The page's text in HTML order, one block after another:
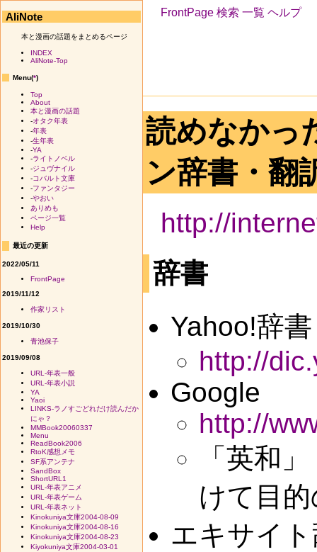
FrontPage 検索 一覧 ヘルプ
読めなか
ン辞書・翻
http://
辞書
Yahoo!辞書
http://
Google
http://
「英和
けて目
エキサイ
AliNote
本と漫画の話題をまとめるページ
INDEX
AliNote-Top
Menu(*)
Top
About
本と漫画の話題
-オタク年表
-年表
-生年表
-YA
-ライトノベル
-ジュヴナイル
-コバルト文庫
-ファンタジー
-やおい
ありめも
ページ一覧
Help
最近の更新
2022/05/11
FrontPage
2019/11/12
作家リスト
2019/10/30
青池保子
2019/09/08
URL-年表一般
URL-年表小説
YA
Yaoi
LINKS-ラノすごどれだけ読んだか
にゃ？
MMBook20060337
Menu
ReadBook2006
RtoK感想メモ
SF系アンテナ
SandBox
ShortURL1
URL-年表アニメ
URL-年表ゲーム
URL-年表ネット
Kinokuniya文庫2004-08-09
Kinokuniya文庫2004-08-16
Kinokuniya文庫2004-08-23
Kiyokuniya文庫2004-03-01